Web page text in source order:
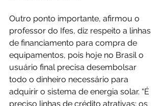
Outro ponto importante, afirmou o
professor do Ifes, diz respeito a linhas
de financiamento para compra de
equipamentos, pois hoje no Brasil o
usuário final precisa desembolsar
todo o dinheiro necessário para
adquirir o sistema de energia solar. “É
preciso linhas de crédito atrativas; os